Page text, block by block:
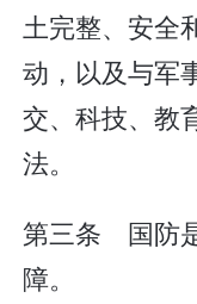
土完整、安全
动，以及与军
交、科技、教
法。
第三条 国防
障。